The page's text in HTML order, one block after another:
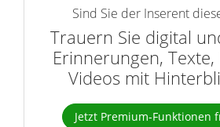
Sind Sie der Inserent
Trauern Sie digital
Erinnerungen,
Videos mit
Jetzt Premium-Funktionen